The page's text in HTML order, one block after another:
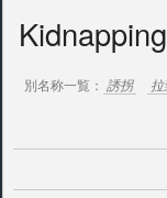
Kidnapping
別名称一覧： 誘拐